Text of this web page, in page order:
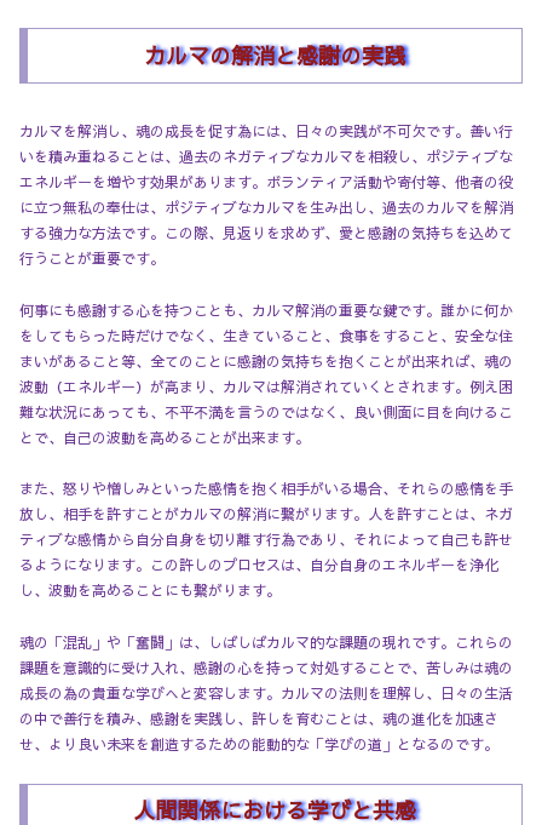
カルマの解消と感謝の実践
カルマを解消し、魂の成長を促す為には、日々の実践が不可欠です。善い行
いを積み重ねることは、過去のネガティブなカルマを相殺し、ポジティブな
エネルギーを増やす効果があります。ボランティア活動や寄付等、他者の役
に立つ無私の奉仕は、ポジティブなカルマを生み出し、過去のカルマを解消
する強力な方法です。この際、見返りを求めず、愛と感謝の気持ちを込めて
行うことが重要です。
何事にも感謝する心を持つことも、カルマ解消の重要な鍵です。誰かに何か
をしてもらった時だけでなく、生きていること、食事をすること、安全な住
まいがあること等、全てのことに感謝の気持ちを抱くことが出来れば、魂の
波動（エネルギー）が高まり、カルマは解消されていくとされます。例え困
難な状況にあっても、不平不満を言うのではなく、良い側面に目を向けるこ
とで、自己の波動を高めることが出来ます。
また、怒りや憎しみといった感情を抱く相手がいる場合、それらの感情を手
放し、相手を許すことがカルマの解消に繋がります。人を許すことは、ネガ
ティブな感情から自分自身を切り離す行為であり、それによって自己も許せ
るようになります。この許しのプロセスは、自分自身のエネルギーを浄化
し、波動を高めることにも繋がります。
魂の「混乱」や「奮闘」は、しばしばカルマ的な課題の現れです。これらの
課題を意識的に受け入れ、感謝の心を持って対処することで、苦しみは魂の
成長の為の貴重な学びへと変容します。カルマの法則を理解し、日々の生活
の中で善行を積み、感謝を実践し、許しを育むことは、魂の進化を加速さ
せ、より良い未来を創造するための能動的な「学びの道」となるのです。
人間関係における学びと共感